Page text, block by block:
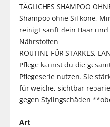
TÄGLICHES SHAMPOO
Shampoo ohne Silikone,
reinigt sanft dein Haar
Nährstoffen
ROUTINE FÜR STARKES,
Pflege kannst du die
Pflegeserie nutzen. Sie
für weiche, sichtbar
gegen Stylingschäden
Art